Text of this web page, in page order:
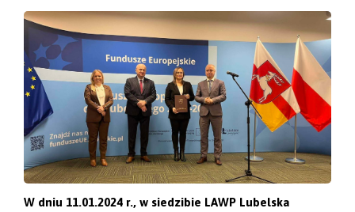
W dniu 11.01.2024 r., w siedzibie LAWP Lubelska